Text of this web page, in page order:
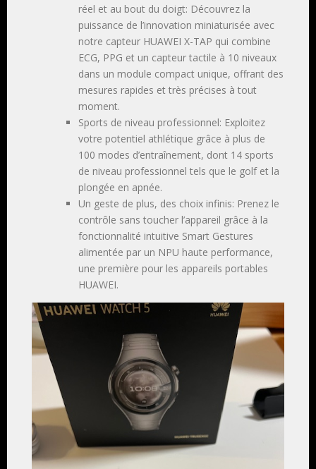
réel et au bout du doigt: Découvrez la
puissance de l’innovation miniaturisée avec
notre capteur HUAWEI X-TAP qui combine
ECG, PPG et un capteur tactile à 10 niveaux
dans un module compact unique, offrant des
mesures rapides et très précises à tout
moment.
Sports de niveau professionnel: Exploitez
votre potentiel athlétique grâce à plus de
100 modes d’entraînement, dont 14 sports
de niveau professionnel tels que le golf et la
plongée en apnée.
Un geste de plus, des choix infinis: Prenez le
contrôle sans toucher l’appareil grâce à la
fonctionnalité intuitive Smart Gestures
alimentée par un NPU haute performance,
une première pour les appareils portables
HUAWEI.